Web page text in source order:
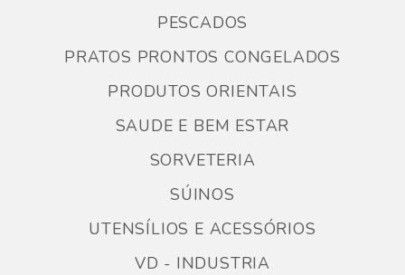
PESCADOS
PRATOS PRONTOS CONGELADOS
PRODUTOS ORIENTAIS
SAUDE E BEM ESTAR
SORVETERIA
SÚINOS
UTENSÍLIOS E ACESSÓRIOS
VD - INDUSTRIA